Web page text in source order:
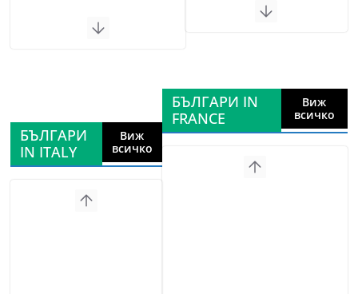
БЪЛГАРИ
IN ITALY
Виж
всичко
БЪЛГАРИ IN
FRANCE
Виж
всичко